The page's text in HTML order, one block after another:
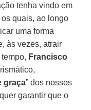
tenha vindo em
quais, ao longo
uma forma
às vezes, atrair
Francisco
graça” dos nossos
garantir que o